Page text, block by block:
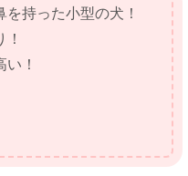
持った小型の犬！
！